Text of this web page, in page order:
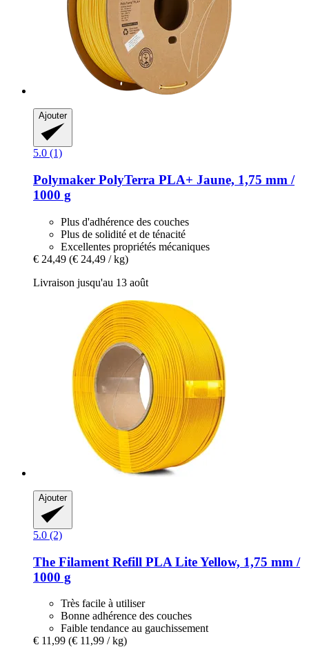
Ajouter
5.0 (1)
Polymaker PolyTerra PLA+ Jaune, 1,75 mm /
1000 g
Plus d'adhérence des couches
Plus de solidité et de ténacité
Excellentes propriétés mécaniques
€ 24,49 (€ 24,49 / kg)
Livraison jusqu'au 13 août
Ajouter
5.0 (2)
The Filament Refill PLA Lite Yellow, 1,75 mm /
1000 g
Très facile à utiliser
Bonne adhérence des couches
Faible tendance au gauchissement
€ 11,99 (€ 11,99 / kg)